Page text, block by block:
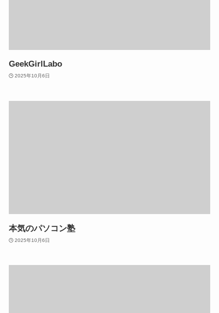
GeekGirlLabo
2025年10月6日
本気のパソコン塾
2025年10月6日